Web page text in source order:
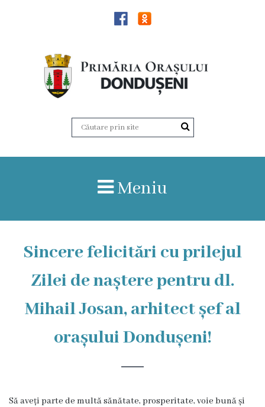
Dondușeni
orașului
Patrimoniul
importanță
istorică
și
Valoare
Meniu
Sincere felicitări cu prilejul
Zilei de naștere pentru dl.
Mihail Josan, arhitect șef al
orașului Dondușeni!
Să aveți parte de multă sănătate, prosperitate, voie bună și